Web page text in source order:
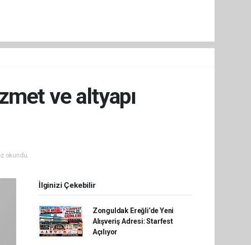
ve altyapı
okundu.
İlginizi Çekebilir
Zonguldak Ereğli’de Yeni
Alışveriş Adresi: Starfest
Açılıyor